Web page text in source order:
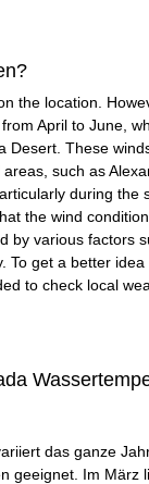
the location.
April to June,
Desert. These
such as
during the
the wind
by various factors
To get a better idea
to check local
das ganze
geeignet. Im März